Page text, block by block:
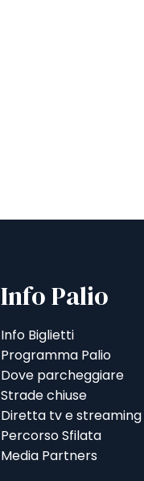
Info Palio
Info Biglietti
Programma Palio
Dove parcheggiare
Strade chiuse
Diretta tv e streaming
Percorso Sfilata
Media Partners